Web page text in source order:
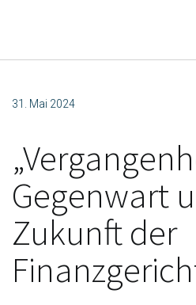
31. Mai 2024
Gegenwart
Zukunft der